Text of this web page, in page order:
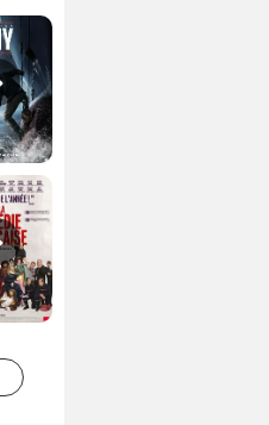
De la Comédie-Française Teaser VF